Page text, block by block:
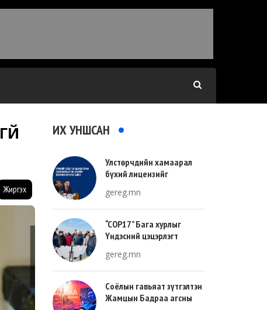
Жиргэх
ИХ УНШСАН
Улстөрчдийн хамаарал
бүхий лицензийг
gereg.mn
“COP17” Бага хурлыг
Үндэсний цэцэрлэгт
зохион байгуулна
gereg.mn
Соёлын гавьяат зүтгэлтэн
Жамцын Бадраа агсны